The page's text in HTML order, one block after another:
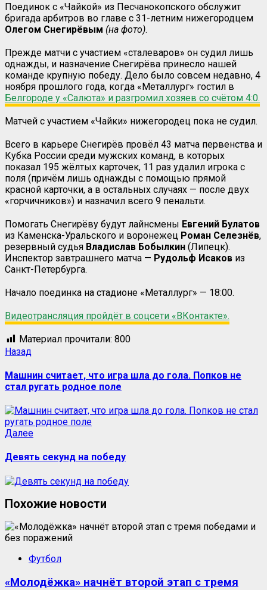
Поединок с «Чайкой» из Песчанокопского обслужит
бригада арбитров во главе с 31-летним нижегородцем
Олегом Снегирёвым (на фото).
Прежде матчи с участием «сталеваров» он судил лишь
однажды, и назначение Снегирёва принесло нашей
команде крупную победу. Дело было совсем недавно, 4
ноября прошлого года, когда «Металлург» гостил в
Белгороде у «Салюта» и разгромил хозяев со счётом 4:0.
Матчей с участием «Чайки» нижегородец пока не судил.
Всего в карьере Снегирёв провёл 43 матча первенства и
Кубка России среди мужских команд, в которых
показал 195 жёлтых карточек, 11 раз удалил игрока с
поля (причём лишь однажды с помощью прямой
красной карточки, а в остальных случаях — после двух
«горчичников») и назначил всего 9 пенальти.
Помогать Снегирёву будут лайнсмены Евгений Булатов
из Каменска-Уральского и воронежец Роман Селезнёв,
резервный судья Владислав Бобылкин (Липецк).
Инспектор завтрашнего матча — Рудольф Исаков из
Санкт-Петербурга.
Начало поединка на стадионе «Металлург» — 18:00.
Видеотрансляция пройдёт в соцсети «ВКонтакте».
Материал прочитали: 800
Назад
Машнин считает, что игра шла до гола. Попков не
стал ругать родное поле
Далее
Девять секунд на победу
Похожие новости
Футбол
«Молодёжка» начнёт второй этап с тремя